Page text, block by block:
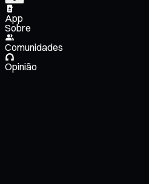
App
Sobre
Comunidades
Opinião